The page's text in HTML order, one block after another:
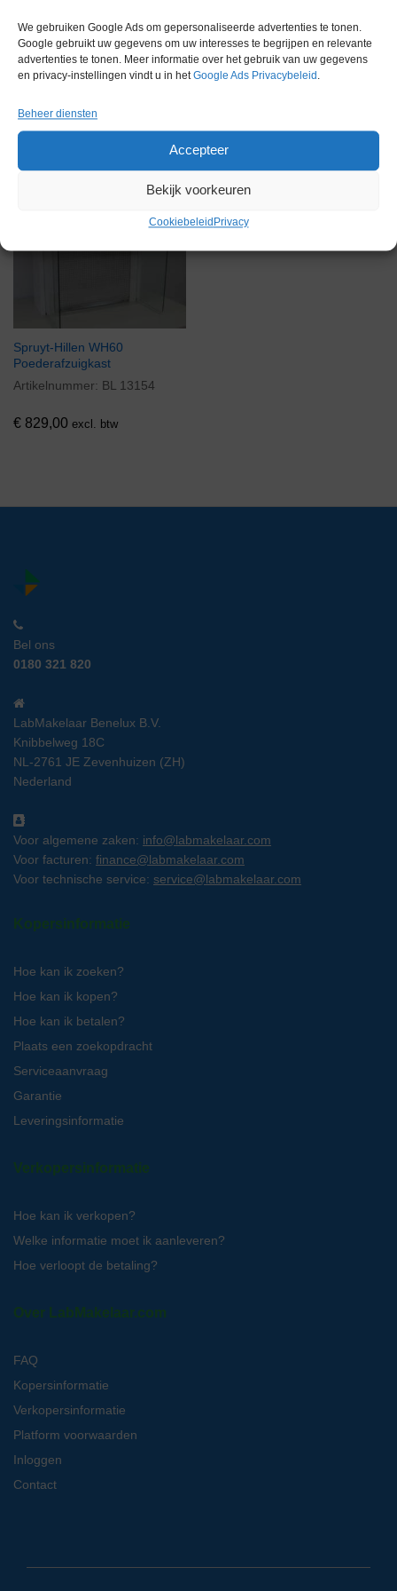
We gebruiken Google Ads om gepersonaliseerde advertenties te tonen.
Google gebruikt uw gegevens om uw interesses te begrijpen en relevante
advertenties te tonen. Meer informatie over het gebruik van uw gegevens
en privacy-instellingen vindt u in hetGoogle Ads Privacybeleid .
Beheer diensten
Accepteer
Bekijk voorkeuren
Cookiebeleid Privacy
Spruyt-Hillen WH60
Poederafzuigkast
Artikelnummer: BL 13154
€ 829,00 excl. btw
Bel ons
0180 321 820
LabMakelaar Benelux B.V.
Knibbelweg 18C
NL-2761 JE Zevenhuizen (ZH)
Nederland
Voor algemene zaken: info@labmakelaar.com
Voor facturen: finance@labmakelaar.com
Voor technische service: service@labmakelaar.com
Kopersinformatie
Hoe kan ik zoeken?
Hoe kan ik kopen?
Hoe kan ik betalen?
Plaats een zoekopdracht
Serviceaanvraag
Garantie
Leveringsinformatie
Verkopersinformatie
Hoe kan ik verkopen?
Welke informatie moet ik aanleveren?
Hoe verloopt de betaling?
Over LabMakelaar.com
FAQ
Kopersinformatie
Verkopersinformatie
Platform voorwaarden
Inloggen
Contact